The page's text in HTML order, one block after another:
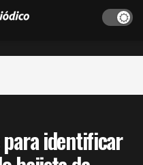
para identificar